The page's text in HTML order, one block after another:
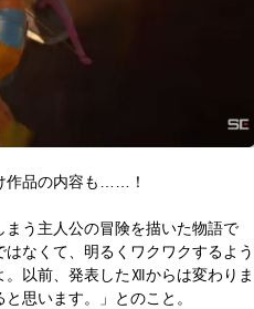
作品の内容も……！
う主人公の冒険を描いた物語で
なくて、明るくワクワクするよう
。以前、発表したⅫからは変わりま
思います。」とのこと。